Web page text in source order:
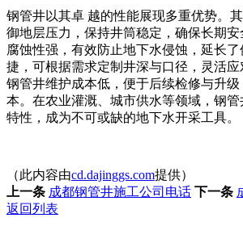
钢管井以其卓 越的性能展现多重优势。
御地层压力，保持井筒稳定，确保长期
腐蚀性强，有效防止地下水侵蚀，延长
捷，可根据需求定制井深与口径，灵活应
钢管井维护成本低，便于后续检修与升
本。在农业灌溉、城市供水等领域，钢
特性，成为不可或缺的地下水开采工具。
（此内容由cd.dajinggs.com提供）
上一条 成都钢管井施工公司电话 下一条
返回列表